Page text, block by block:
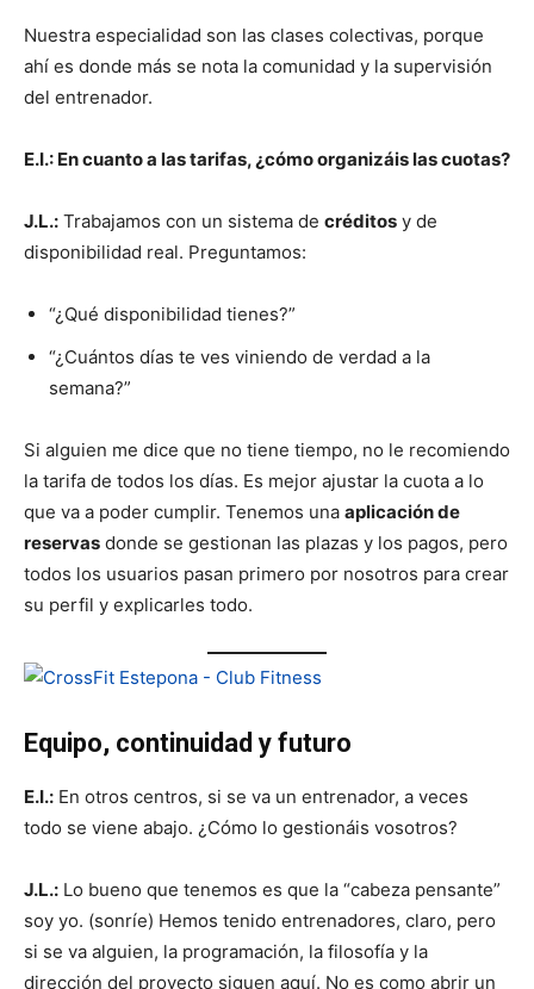
Nuestra especialidad son las clases colectivas, porque
ahí es donde más se nota la comunidad y la supervisión
del entrenador.
E.I.: En cuanto a las tarifas, ¿cómo organizáis las cuotas?
J.L.: Trabajamos con un sistema de créditos y de
disponibilidad real. Preguntamos:
“¿Qué disponibilidad tienes?”
“¿Cuántos días te ves viniendo de verdad a la
semana?”
Si alguien me dice que no tiene tiempo, no le recomiendo
la tarifa de todos los días. Es mejor ajustar la cuota a lo
que va a poder cumplir. Tenemos una aplicación de
reservas donde se gestionan las plazas y los pagos, pero
todos los usuarios pasan primero por nosotros para crear
su perfil y explicarles todo.
Equipo, continuidad y futuro
E.I.: En otros centros, si se va un entrenador, a veces
todo se viene abajo. ¿Cómo lo gestionáis vosotros?
J.L.: Lo bueno que tenemos es que la “cabeza pensante”
soy yo. (sonríe) Hemos tenido entrenadores, claro, pero
si se va alguien, la programación, la filosofía y la
dirección del proyecto siguen aquí. No es como abrir un